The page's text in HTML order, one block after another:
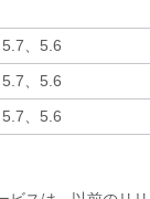
5.7、5.6
5.7、5.6
5.7、5.6